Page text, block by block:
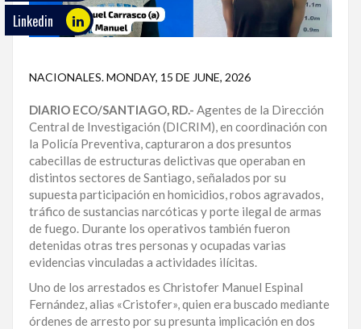
PLAY
INVESTIGACIÓN
PROVINCIAS
DISTRITO
NACIONAL
SANTO
DOMINGO
SANTIAGO
SAN
JUAN
Linkedin
NACIONALES.MONDAY, 15 DE JUNE, 2026
DIARIO ECO/SANTIAGO, RD.- Agentes de la Dirección
Central de Investigación (DICRIM), en coordinación con
la Policía Preventiva, capturaron a dos presuntos
cabecillas de estructuras delictivas que operaban en
distintos sectores de Santiago, señalados por su
supuesta participación en homicidios, robos agravados,
tráfico de sustancias narcóticas y porte ilegal de armas
de fuego. Durante los operativos también fueron
detenidas otras tres personas y ocupadas varias
evidencias vinculadas a actividades ilícitas.
Uno de los arrestados es Christofer Manuel Espinal
Fernández, alias «Cristofer», quien era buscado mediante
órdenes de arresto por su presunta implicación en dos